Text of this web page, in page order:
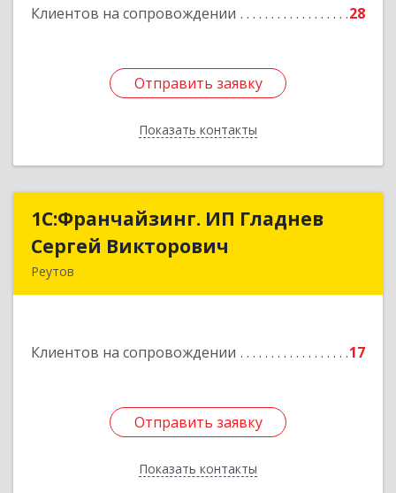
Клиентов на сопровождении 28
Отправить заявку
Показать контакты
Отправить заявку
Назад
1С:Франчайзинг. ИП Гладнев
Сергей Викторович
Реутов
Клиентов на сопровождении 17
Отправить заявку
Показать контакты
1С:Франчайзинг. ИП Гладнев
Сергей Викторович
Подробнее
Отправить заявку
Назад